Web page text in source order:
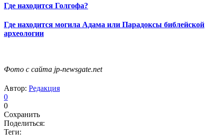
Где находится Голгофа?
Где находится могила Адама или Парадоксы библейской
археологии
Фото с сайта jp-newsgate.net
Автор: Редакция
0
0
Сохранить
Поделиться:
Теги: